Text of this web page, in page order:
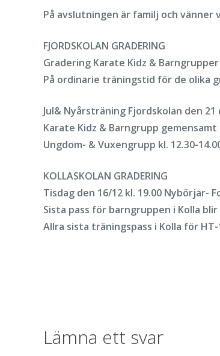
På avslutningen är familj och
FJORDSKOLAN GRADERING
Gradering Karate Kidz &
På ordinarie träningstid för de olika
Jul& Nyårsträning Fjordskolan den
Karate Kidz & Barngrupp gemensamt
Ungdom- & Vuxengrupp kl. 12.30-
KOLLASKOLAN GRADERING
Tisdag den 16/12 kl. 19.00 Nybörjar-
Sista pass för barngruppen i Kolla
Allra sista träningspass i Kolla för
Lämna ett svar